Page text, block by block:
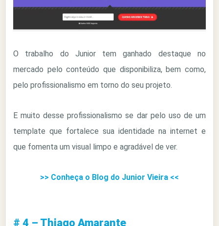
O trabalho do Junior tem ganhado destaque no
mercado pelo conteúdo que disponibiliza, bem como,
pelo profissionalismo em torno do seu projeto.
E muito desse profissionalismo se dar pelo uso de um
template que fortalece sua identidade na internet e
que fomenta um visual limpo e agradável de ver.
>> Conheça o Blog do Junior Vieira <<
# 4 – Thiago Amarante